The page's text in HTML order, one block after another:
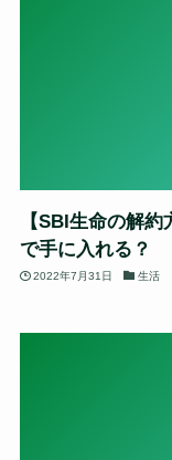
【SBI生命の解
で手に入れる？
2022年7月31日 生活